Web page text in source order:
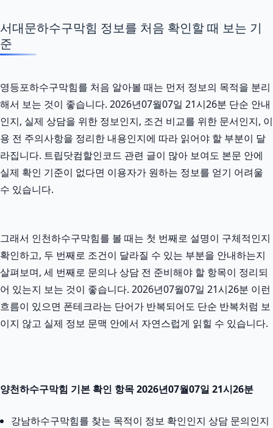
서대문하수구막힘 정보를 처음 확인할 때 보는 기
준
영등포하수구막힘를 처음 알아볼 때는 먼저 정보의 목적을 분리
해서 보는 것이 좋습니다. 2026년07월07일 21시26분 단순 안내
인지, 실제 상담을 위한 정보인지, 조건 비교를 위한 문서인지, 이
용 전 주의사항을 정리한 내용인지에 따라 읽어야 할 부분이 달
라집니다. 트립닷컴할인코드 관련 글이 많아 보여도 본문 안에
실제 확인 기준이 없다면 이용자가 원하는 정보를 얻기 어려울
수 있습니다.
그래서 인천하수구막힘를 볼 때는 첫 번째로 설명이 구체적인지
확인하고, 두 번째로 조건이 달라질 수 있는 부분을 안내하는지
살펴보며, 세 번째로 문의나 상담 전 준비해야 할 항목이 정리되
어 있는지 보는 것이 좋습니다. 2026년07월07일 21시26분 이런
흐름이 있으면 폰테크라는 단어가 반복되어도 단순 반복처럼 보
이지 않고 실제 정보 문맥 안에서 자연스럽게 읽힐 수 있습니다.
양천하수구막힘 기본 확인 항목 2026년07월07일 21시26분
강남하수구막힘를 찾는 목적이 정보 확인인지 상담 문의인지